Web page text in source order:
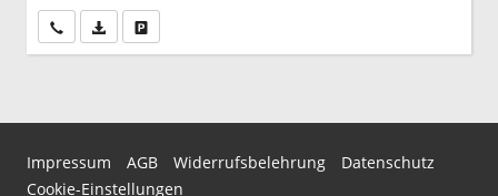
Wir rufen Sie anPDF-Datei, Fahrzeugexposé drucken
Impressum AGB Widerrufsbelehrung
Datenschutz
Cookie-Einstellungen